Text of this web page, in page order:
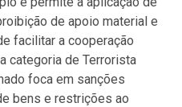
de apoio material e
facilitar a cooperação
categoria de Terrorista
foca em sanções
bens e restrições ao